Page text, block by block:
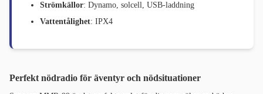
Strömkällor: Dynamo, solcell, USB-laddning
Vattentålighet: IPX4
Perfekt nödradio för äventyr och nödsituationer